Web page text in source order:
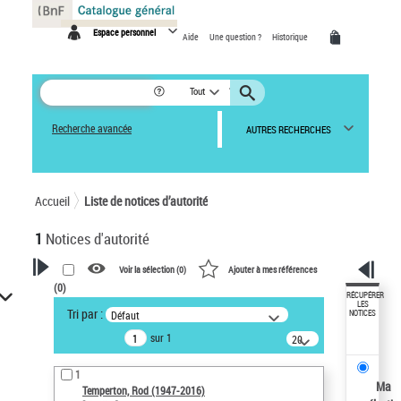
Espace personnel Aide Une question ? Historique
Tout
Recherche avancée AUTRES RECHERCHES
Accueil Liste de notices d’autorité
1 Notices d'autorité
VOTRE RECHERCHE
Recherche avancée dans les
notices d’autorité
Œuvres liées à l'auteur :
Temperton, Rod (1947-2016)
Voir la sélection (0) Ajouter à mes références
(0)
Tri par : Défaut
sur 1
20
résultats/page
1
Temperton, Rod (1947-2016)
RÉCUPÉRER
LES
NOTICES
Ma
Panneau de gestion des cookies